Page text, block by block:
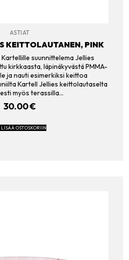
ASTIAT
KEITTOLAUTANEN, PINK
suunnittelema Jellies
kirkkaasta, läpinäkyvästä PMMA-
ja nauti esimerkiksi keittoa
Kartell Jellies keittolautaselta
myös terassilla…
30.00€
LISÄÄ OSTOSKORIIN